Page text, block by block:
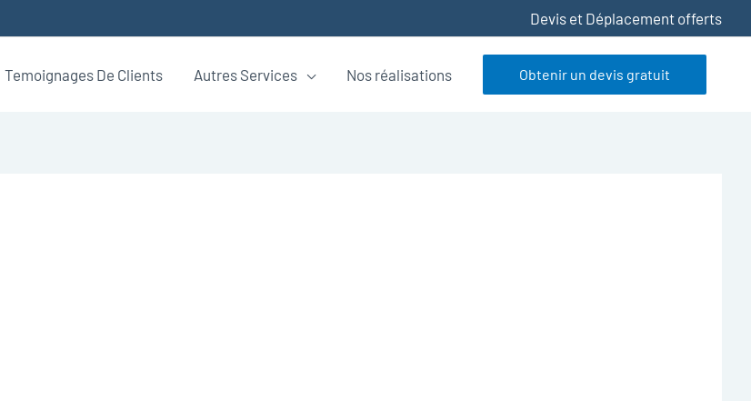
Devis et Déplacement offerts
Temoignages De Clients Autres Services Nos réalisations Obtenir un devis gratuit